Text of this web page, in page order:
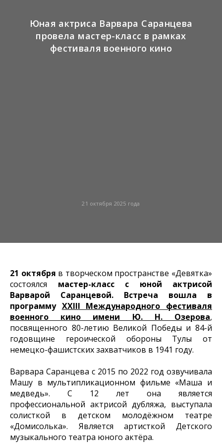
21 октября 2025 года
Юная актриса Варвара Саранцева
провела мастер-класс в рамках
фестиваля военного кино
21 октября в творческом пространстве «Девятка»
состоялся мастер-класс с юной актрисой
Варварой Саранцевой.
Встреча вошла в
программу ХХIII Международного фестиваля
военного кино имени Ю. Н. Озерова,
посвященного 80-летию Великой Победы и 84-й
годовщине героической обороны Тулы от
немецко-фашистских захватчиков в 1941 году.
Варвара Саранцева с 2015 по 2022 год озвучивала
Машу в мультипликационном фильме «Маша и
медведь». С 12 лет она является
профессиональной актрисой дубляжа, выступала
солисткой в детском молодёжном театре
«Домисолька». Является артисткой Детского
музыкального театра юного актёра.